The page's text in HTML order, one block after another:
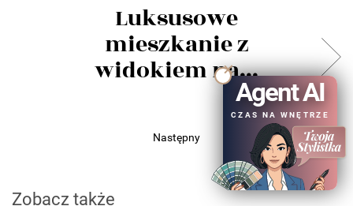
Luksusowe
mieszkanie z
widokiem na...
Następny
Zobacz także
Agent AI
CZAS NA WNĘTRZE